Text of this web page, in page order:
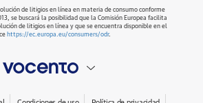
de litigios en línea en materia de consumo conforme
se buscará la posibilidad que la Comisión Europea facilita
de litigios en línea y que se encuentra disponible en el
https://ec.europa.eu/consumers/odr.